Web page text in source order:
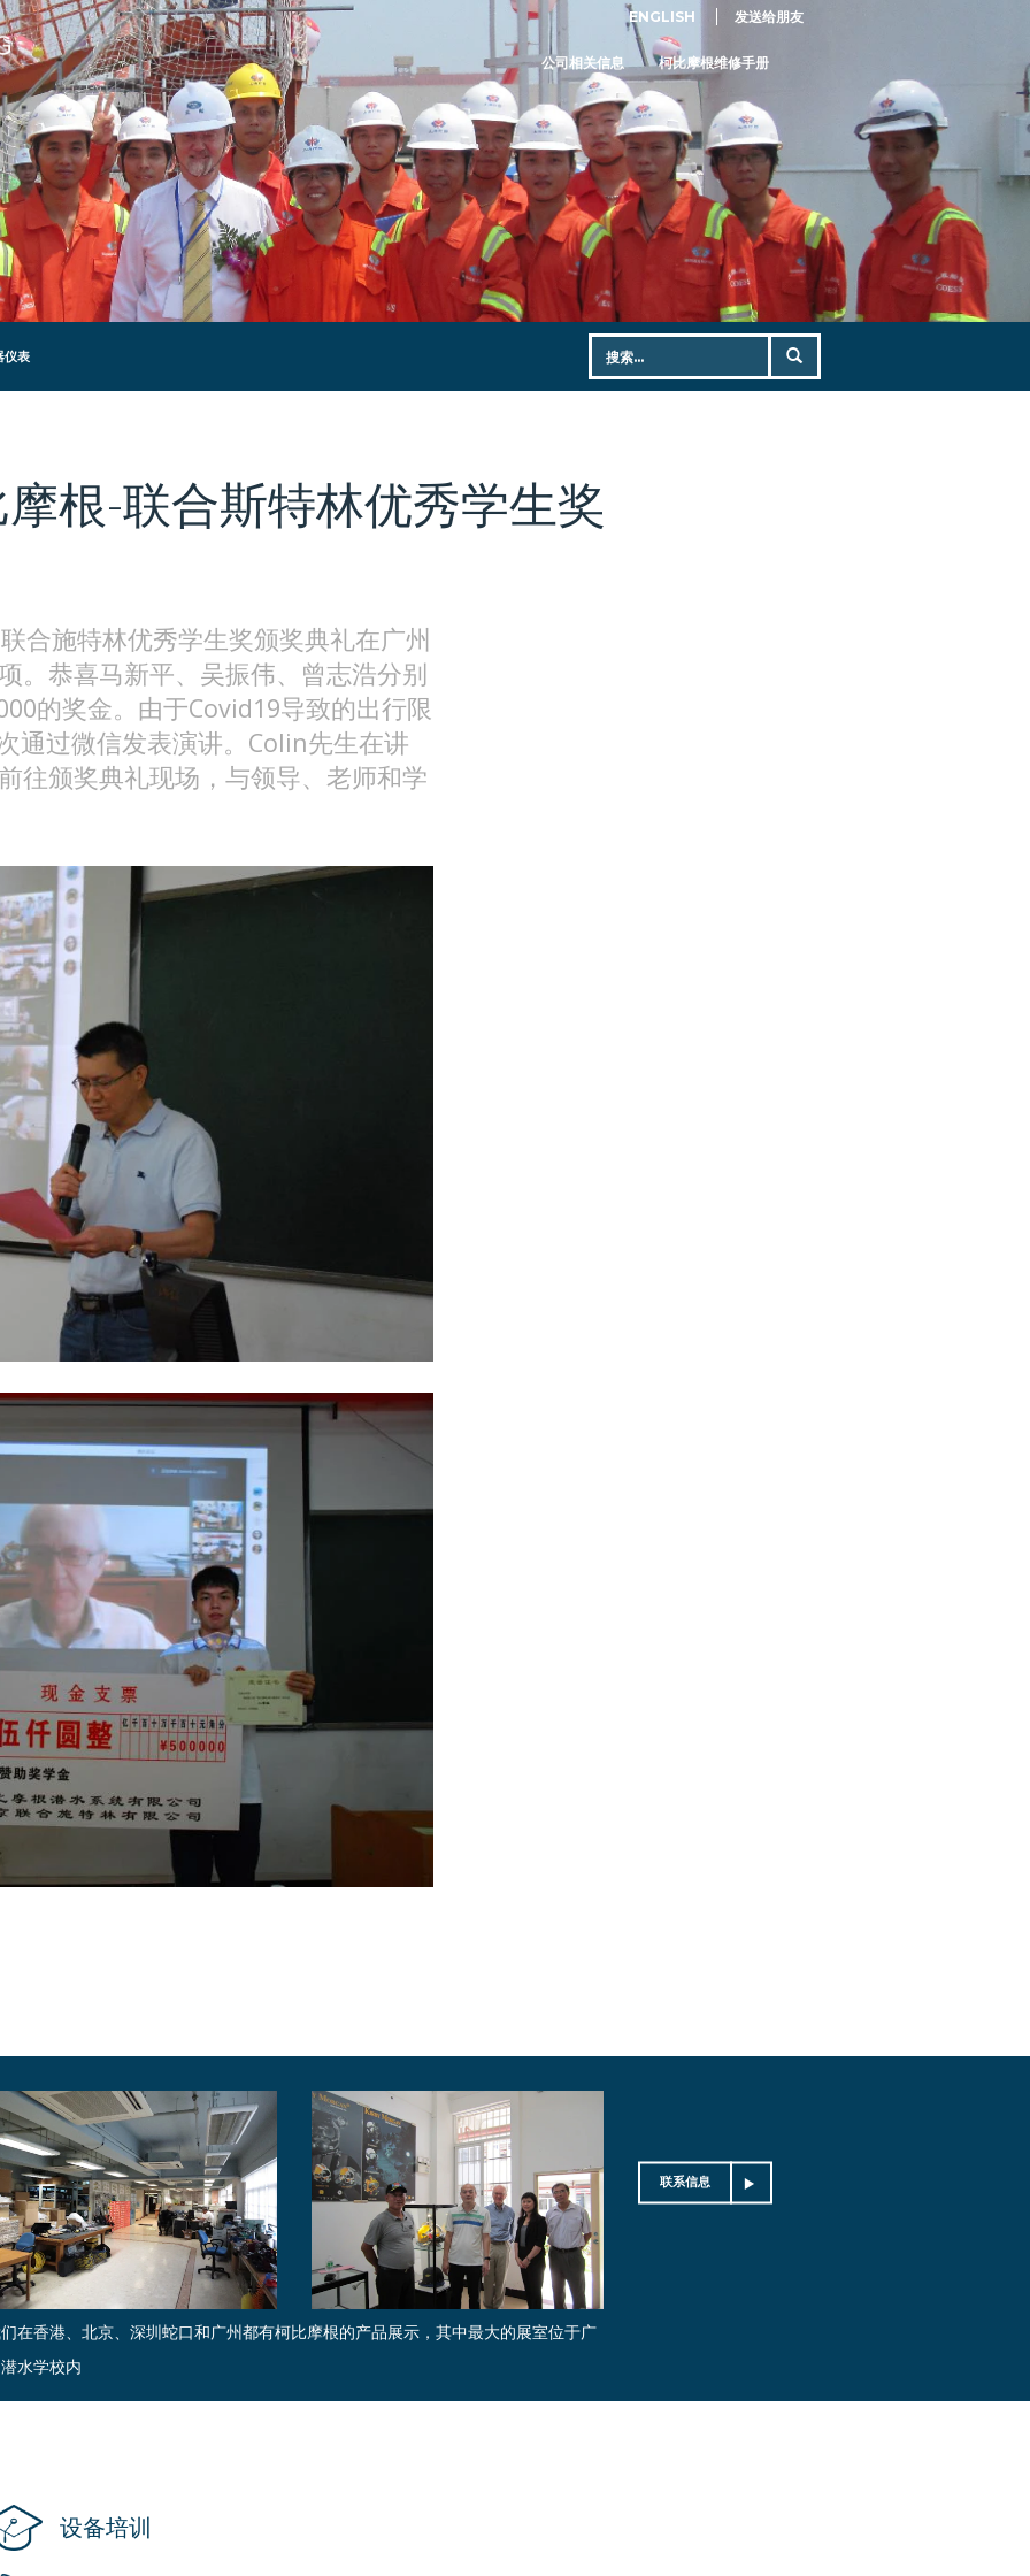
ENGLISH 发送给朋友
公司相关信息 柯比摩根维修手册
仪表
根-联合斯特林优秀学生奖
合施特林优秀学生奖颁奖典礼在广州
。恭喜马新平、吴振伟、曾志浩分别
的奖金。由于Covid19导致的出行限
通过微信发表演讲。Colin先生在讲
往颁奖典礼现场，与领导、老师和学
在香港、北京、深圳蛇口和广州都有柯比摩根的产品展示，其中最大的展室位于广
水学校内
联系信息
设备培训